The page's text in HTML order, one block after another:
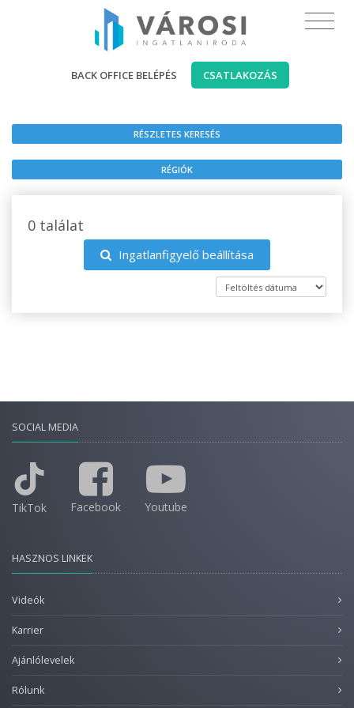
BACK OFFICE BELÉPÉS CSATLAKOZÁS
RÉSZLETES KERESÉS
RÉGIÓK
0 találat
Ingatlanfigyelő beállítása
SOCIAL MEDIA
TikTok Facebook Youtube
HASZNOS LINKEK
Videók
Karrier
Ajánlólevelek
Rólunk